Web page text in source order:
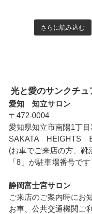
さらに読み込む
光と愛のサンクチ
愛知 知立サロン
〒472-0004
愛知県知立市南陽1丁
SAKATA HEIGHTS
(お車でご来店の方、靴
「8」が駐車場番号です
静岡富士宮サロン
ご来店のご案内時にお
お車、公共交通機関ご